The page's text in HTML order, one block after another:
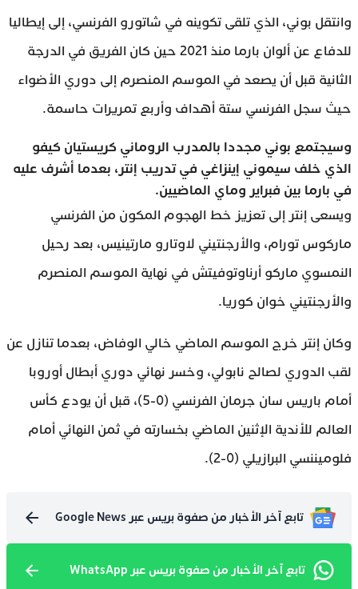
وانتقل بوني، الذي تلقى تكوينه في شاتورو الفرنسي، إلى إيطاليا
للدفاع عن ألوان بارما منذ 2021 حين كان الفريق في الدرجة
الثانية قبل أن يصعد في الموسم المنصرم إلى دوري الأضواء
حيث سجل الفرنسي ستة أهداف وأربع تمريرات حاسمة.
وسيجتمع بوني مجددا بالمدرب الروماني كريستيان كيفو
الذي خلف سيموني إينزاغي في تدريب إنتر، بعدما أشرف عليه
في بارما بين فبراير وماي الماضيين.
ويسعى إنتر إلى تعزيز خط الهجوم المكون من الفرنسي
ماركوس تورام، والأرجنتيني لاوتارو مارتينيس، بعد رحيل
النمسوي ماركو أرناوتوفيتش في نهاية الموسم المنصرم
والأرجنتيني خوان كوريا.
وكان إنتر خرج الموسم الماضي خالي الوفاض، بعدما تنازل عن
لقب الدوري لصالح نابولي، وخسر نهائي دوري أبطال أوروبا
أمام باريس سان جرمان الفرنسي (0-5)، قبل أن يودع كأس
العالم للأندية الإثنين الماضي بخسارته في ثمن النهائي أمام
فلوميننسي البرازيلي (0-2).
تابع آخر الأخبار من صفوة بريس عبر Google News
تابع آخر الأخبار من صفوة بريس عبر WhatsApp